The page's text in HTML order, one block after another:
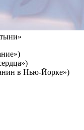
в Нью-Йорке»)